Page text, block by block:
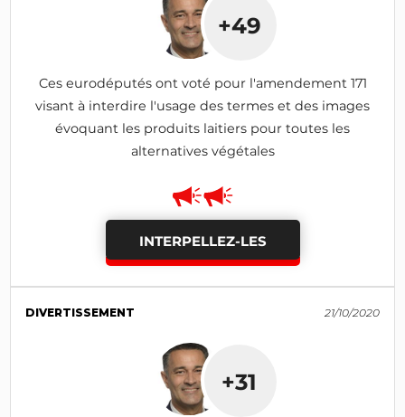
+49
Ces eurodéputés ont voté pour l'amendement 171
visant à interdire l'usage des termes et des images
évoquant les produits laitiers pour toutes les
alternatives végétales
INTERPELLEZ-LES
DIVERTISSEMENT 21/10/2020
+31